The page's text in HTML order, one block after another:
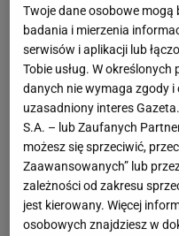
Twoje dane osobowe
badania i mierzenia
serwisów i aplikacji lub
Tobie usług. W
danych nie wymaga zgody
uzasadniony interes
S.A. – lub Zaufanych
możesz się sprzeciwić,
Zaawansowanych” lub
zależności od zakresu
jest kierowany. Więcej
osobowych znajdziesz w